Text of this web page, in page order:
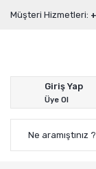
Müşteri Hizmetleri:
Giriş Yap
Üye Ol